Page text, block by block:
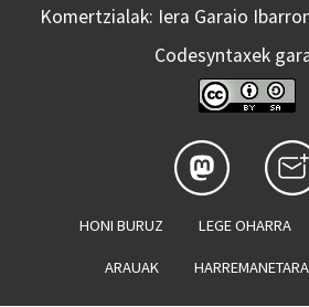
Komertzialak: Iera Garaio
Codesyntaxek
HONI BURUZ LEGE OHARRA
ARAUAK